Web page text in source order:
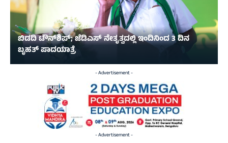
ಬಿಡದಿ ಟೌನ್‌ಶಿಪ್‌; ಜೆಡಿಎಸ್‌ ನೇತೃತ್ವದಲ್ಲಿ ಇಂದಿನಿಂದ 3 ದಿನ
ಬೃಹತ್‌ ಪಾದಯಾತ್ರೆ
- Advertisement -
- Advertisement -